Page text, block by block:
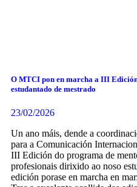
O MTCI pon en marcha a III
estudantado de mestrado
23/02/2026
Un ano máis, dende a
para a Comunicación
III Edición do programa de
profesionais dirixido ao noso
edición porase en marcha en